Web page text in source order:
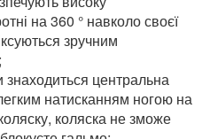
на 360 ° навколо своєї
зручним
знаходиться центральна
натисканням ногою на
коляска не зможе